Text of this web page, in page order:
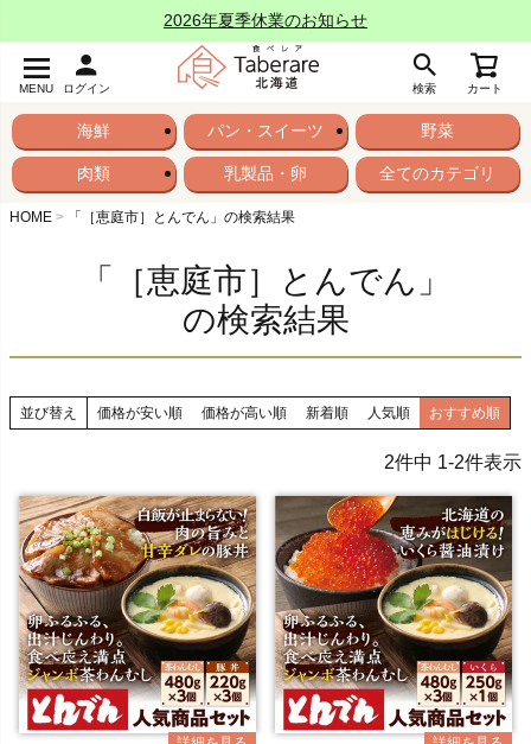
2026年夏季休業のお知らせ
MENU ログイン 検索 カート
海鮮 パン・スイーツ 野菜
肉類 乳製品・卵 全てのカテゴリ
HOME 「［恵庭市］とんでん」の検索結果
「［恵庭市］とんでん」
の検索結果
並び替え 価格が安い順 価格が高い順 新着順 人気順 おすすめ順
2件中 1-2件表示